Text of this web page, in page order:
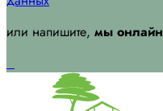
или напишите, мы онлайн